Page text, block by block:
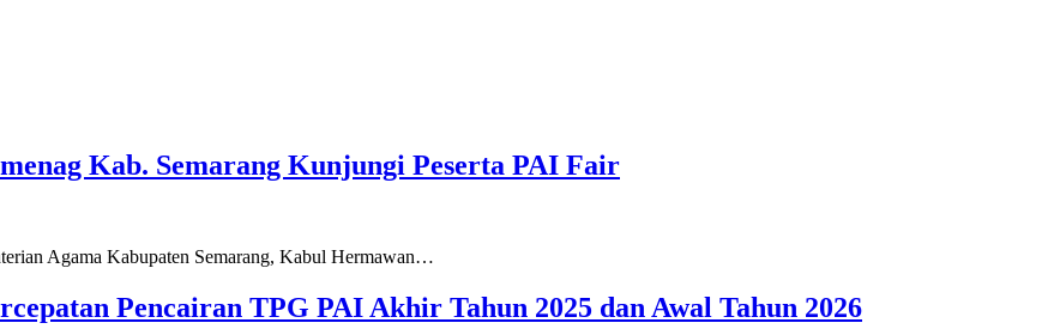
Kab. Semarang Kunjungi Peserta PAI Fair
Agama Kabupaten Semarang, Kabul Hermawan…
Pencairan TPG PAI Akhir Tahun 2025 dan Awal Tahun 2026